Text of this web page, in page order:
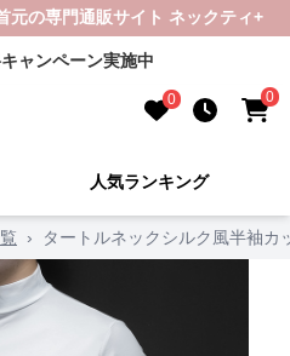
元の専門通販サイト ネックティ+
ャンペーン実施中
0 0
人気ランキング
› タートルネックシルク風半袖